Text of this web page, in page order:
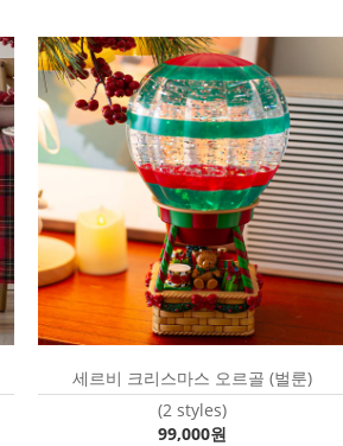
세르비 크리스마스 오르골 (벌룬)
(2 styles)
99,000원